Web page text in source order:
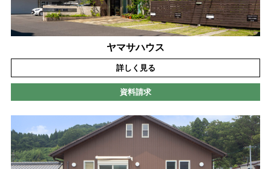
ヤマサハウス
詳しく見る
資料請求